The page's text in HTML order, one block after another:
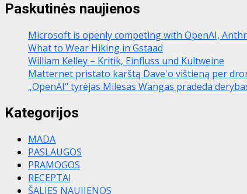
Paskutinės naujienos
Microsoft is openly competing with OpenAI,
What to Wear Hiking in Gstaad
William Kelley – Kritik, Einfluss und Kultweine
Matternet pristato karštą Dave'o vištieną per
„OpenAI“ tyrėjas Milesas Wangas pradeda
Kategorijos
MADA
PASLAUGOS
PRAMOGOS
RECEPTAI
ŠALIES NAUJIENOS